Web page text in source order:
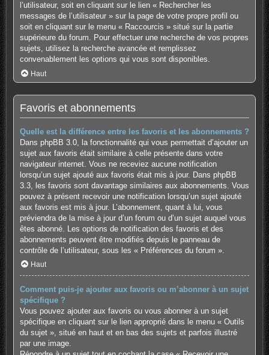
l’utilisateur, soit en cliquant sur le lien « Rechercher les
messages de l’utilisateur » sur la page de votre propre profil ou
soit en cliquant sur le menu « Raccourcis » situé sur la partie
supérieure du forum. Pour effectuer une recherche de vos propres
sujets, utilisez la recherche avancée et remplissez
convenablement les options qui vous sont disponibles.
Haut
Favoris et abonnements
Quelle est la différence entre les favoris et les abonnements ?
Dans phpBB 3.0, la fonctionnalité qui vous permettait d’ajouter un
sujet aux favoris était similaire à celle présente dans votre
navigateur internet. Vous ne receviez aucune notification
lorsqu’un sujet ajouté aux favoris était mis à jour. Dans phpBB
3.3, les favoris sont davantage similaires aux abonnements. Vous
pouvez à présent recevoir une notification lorsqu’un sujet ajouté
aux favoris est mis à jour. L’abonnement, quant à lui, vous
préviendra de la mise à jour d’un forum ou d’un sujet auquel vous
êtes abonné. Les options de notification des favoris et des
abonnements peuvent être modifiés depuis le panneau de
contrôle de l’utilisateur, sous les « Préférences du forum ».
Haut
Comment puis-je ajouter aux favoris ou m’abonner à un sujet
spécifique ?
Vous pouvez ajouter aux favoris ou vous abonner à un sujet
spécifique en cliquant sur le lien approprié dans le menu « Outils
du sujet », situé en haut et en bas des sujets et parfois illustré
par une image.